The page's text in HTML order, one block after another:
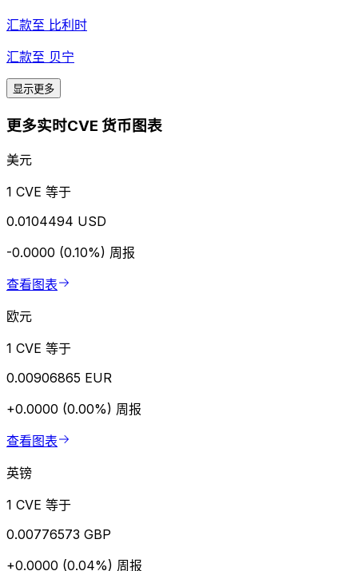
汇款至 比利时
汇款至 贝宁
显示更多
更多实时CVE 货币图表
美元
1 CVE 等于
0.0104494 USD
-0.0000 (0.10%) 周报
查看图表
欧元
1 CVE 等于
0.00906865 EUR
+0.0000 (0.00%) 周报
查看图表
英镑
1 CVE 等于
0.00776573 GBP
+0.0000 (0.04%) 周报